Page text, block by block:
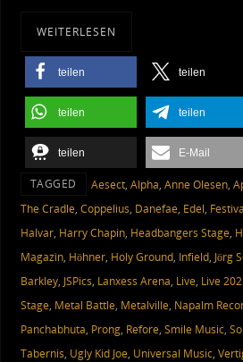
WEITERLESEN
teilen teilen
teilen teilen
teilen E-Mail
TAGGED Aesect, Alpha, Anne Olesen,
The Cradle, Coppelius, Danefae, Edel,
Halvar, Harry Chapin, Headbangers Stage,
Magazin, Höhner, Holy Ground, Infield, Jörg
Barkley, JSPics, Lanxess Arena, Live, Live
Stage, Metal Battle, Metalville, Napalm
Panchabhuta, Prong, Refore, Smile Music,
Tabernis, Ugly Kid Joe, Universal Music,